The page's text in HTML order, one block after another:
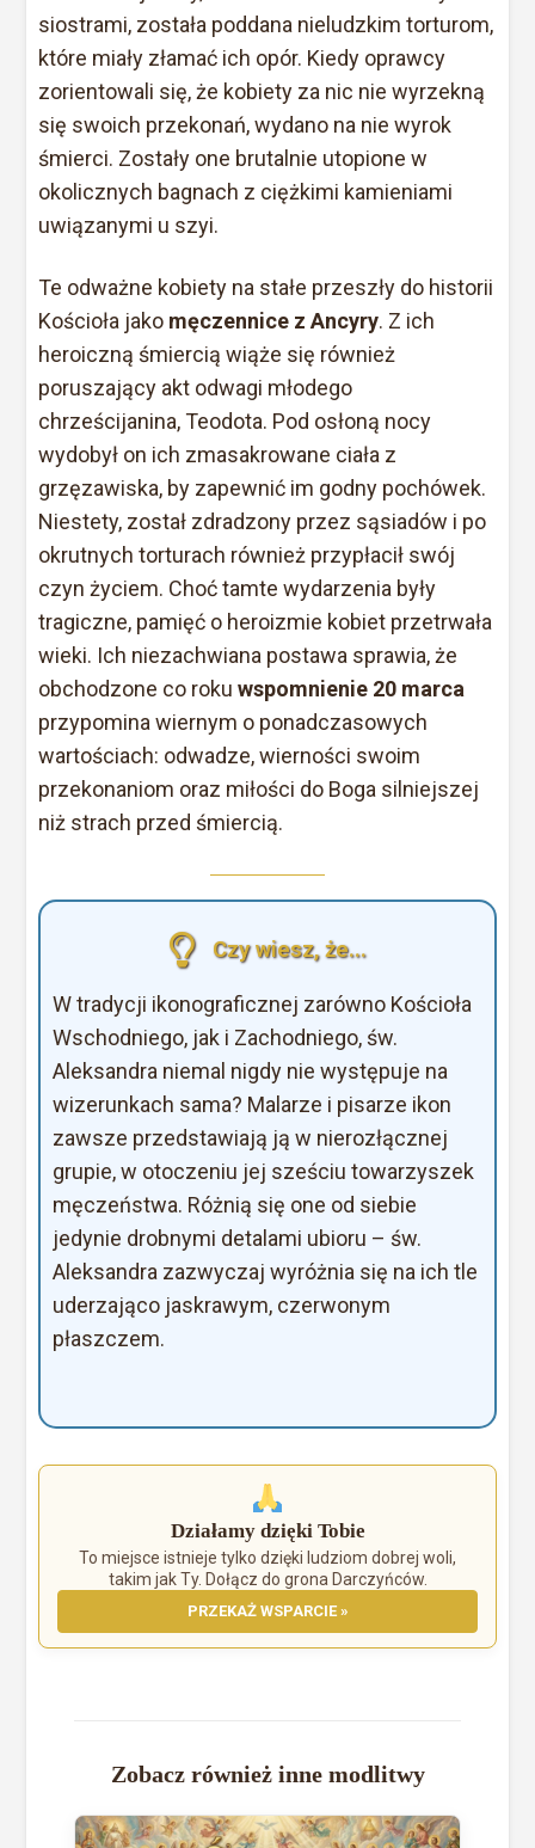
siostrami, została poddana nieludzkim torturom,
które miały złamać ich opór. Kiedy oprawcy
zorientowali się, że kobiety za nic nie wyrzekną
się swoich przekonań, wydano na nie wyrok
śmierci. Zostały one brutalnie utopione w
okolicznych bagnach z ciężkimi kamieniami
uwiązanymi u szyi.
Te odważne kobiety na stałe przeszły do historii
Kościoła jako męczennice z Ancyry. Z ich
heroiczną śmiercią wiąże się również
poruszający akt odwagi młodego
chrześcijanina, Teodota. Pod osłoną nocy
wydobył on ich zmasakrowane ciała z
grzęzawiska, by zapewnić im godny pochówek.
Niestety, został zdradzony przez sąsiadów i po
okrutnych torturach również przypłacił swój
czyn życiem. Choć tamte wydarzenia były
tragiczne, pamięć o heroizmie kobiet przetrwała
wieki. Ich niezachwiana postawa sprawia, że
obchodzone co rokuwspomnienie 20 marca
przypomina wiernym o ponadczasowych
wartościach: odwadze, wierności swoim
przekonaniom oraz miłości do Boga silniejszej
niż strach przed śmiercią.
Czy wiesz, że...
W tradycji ikonograficznej zarówno Kościoła
Wschodniego, jak i Zachodniego, św.
Aleksandra niemal nigdy nie występuje na
wizerunkach sama? Malarze i pisarze ikon
zawsze przedstawiają ją w nierozłącznej
grupie, w otoczeniu jej sześciu towarzyszek
męczeństwa. Różnią się one od siebie
jedynie drobnymi detalami ubioru – św.
Aleksandra zazwyczaj wyróżnia się na ich tle
uderzająco jaskrawym, czerwonym
płaszczem.
Działamy dzięki Tobie
To miejsce istnieje tylko dzięki ludziom dobrej woli,
takim jak Ty. Dołącz do grona Darczyńców.
PRZEKAŻ WSPARCIE »
Zobacz również inne modlitwy